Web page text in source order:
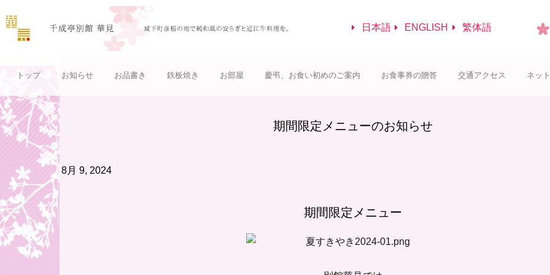
日本語 ENGLISH 繁体語
トップ お知らせ お品書き 鉄板焼き お部屋 慶弔、お食い初めのご案内 お食事券の贈答 交通アクセス ネッ
期間限定メニューのお知らせ
8月 9, 2024
期間限定メニュー